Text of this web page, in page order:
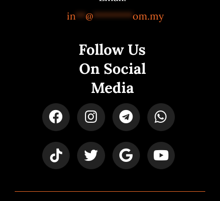
in**@********om.my
Follow Us
On Social
Media